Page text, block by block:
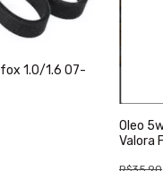
1.0/1.6 07-
Oleo
Valora